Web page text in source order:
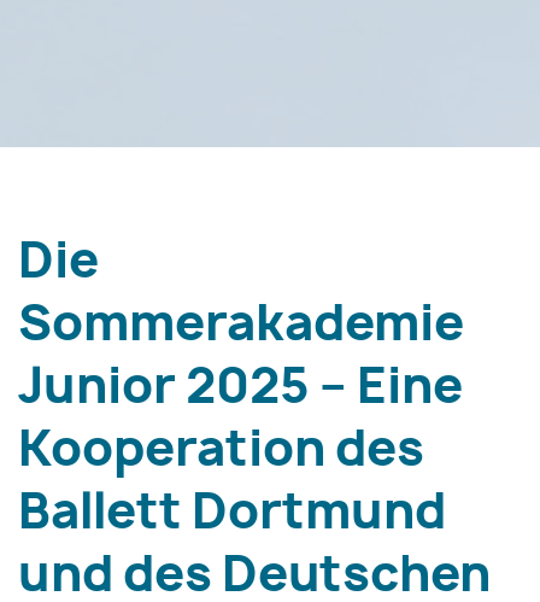
Die
Sommerakademie
Junior 2025 – Eine
Kooperation des
Ballett Dortmund
und des Deutschen